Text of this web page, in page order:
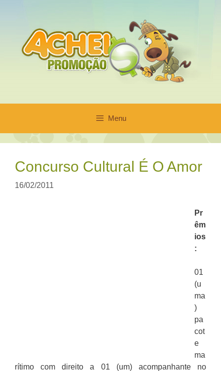
conteúdo
Menu
Concurso Cultural É O Amor
16/02/2011
Pr
êm
ios
:
01
(u
ma
)
pa
cot
e
ma
rítimo com direito a 01 (um) acompanhante no